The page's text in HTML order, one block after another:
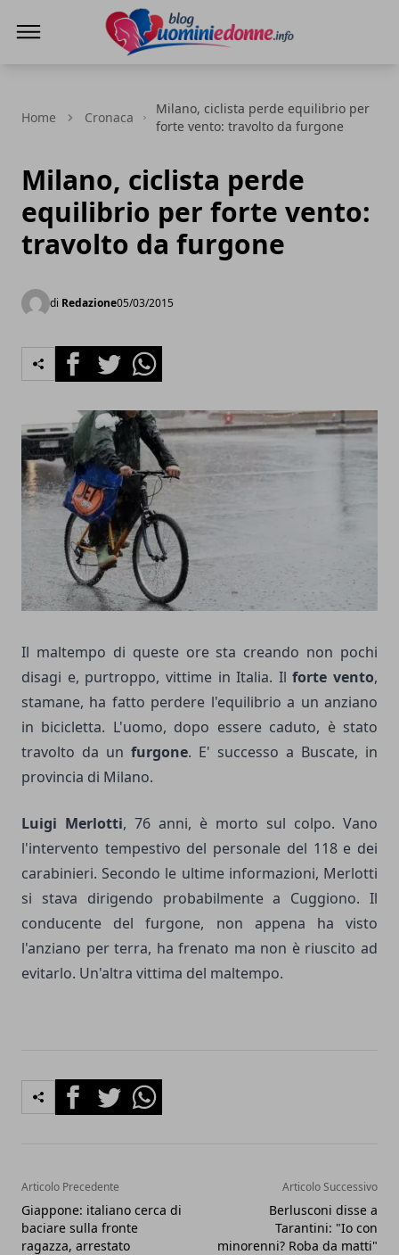
Home Cronaca
Milano, ciclista perde equilibrio per
forte vento: travolto da furgone
Milano, ciclista perde
equilibrio per forte vento:
travolto da furgone
di Redazione05/03/2015
FacebookTwitterWhatsapp
Il maltempo di queste ore sta creando non pochi
disagi e, purtroppo, vittime in Italia. Ilforte vento,
stamane, ha fatto perdere l'equilibrio a un anziano
in bicicletta. L'uomo, dopo essere caduto, è stato
travolto da un furgone. E' successo a Buscate, in
provincia di Milano.
Luigi Merlotti, 76 anni, è morto sul colpo. Vano
l'intervento tempestivo del personale del 118 e dei
carabinieri. Secondo le ultime informazioni, Merlotti
si stava dirigendo probabilmente a Cuggiono. Il
conducente del furgone, non appena ha visto
l'anziano per terra, ha frenato ma non è riuscito ad
evitarlo. Un'altra vittima del maltempo.
FacebookTwitterWhatsapp
Articolo Precedente
Giappone: italiano cerca di
baciare sulla fronte
ragazza, arrestato
Articolo Successivo
Berlusconi disse a
Tarantini: "Io con
minorenni? Roba da matti"